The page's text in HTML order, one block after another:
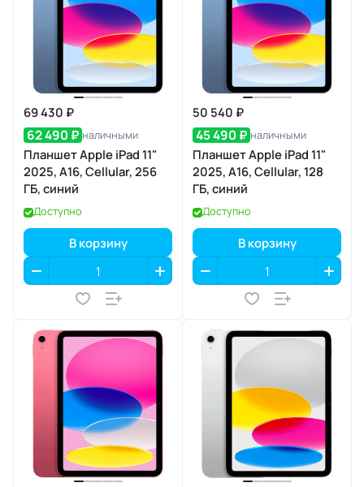
69 430 ₽
62 490 ₽ наличными
Планшет Apple iPad 11"
2025, A16, Cellular, 256
ГБ, синий
Доступно
В корзину
50 540 ₽
45 490 ₽ наличными
Планшет Apple iPad 11"
2025, A16, Cellular, 128
ГБ, синий
Доступно
В корзину